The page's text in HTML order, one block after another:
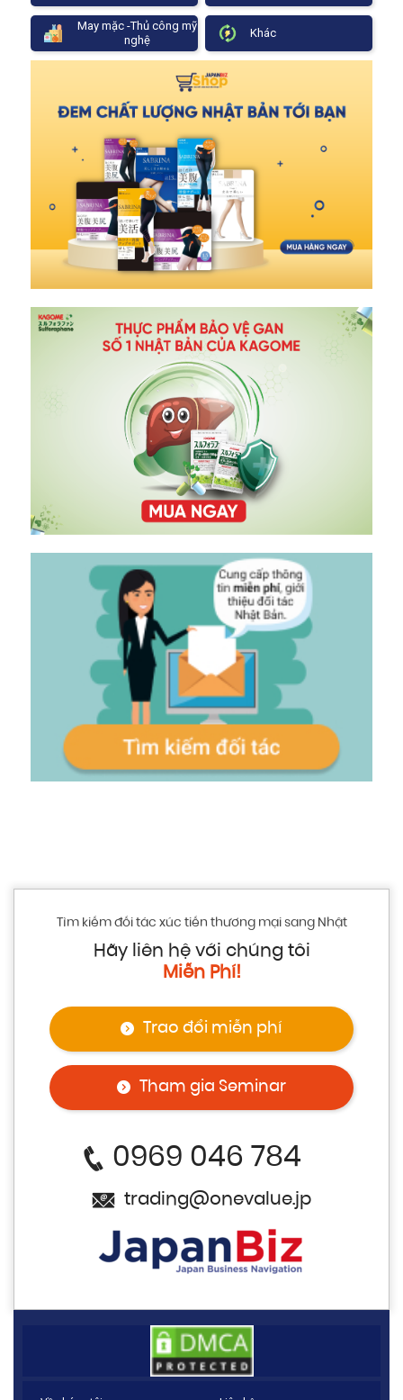
May mặc -Thủ công mỹ
nghệ
Khác
Tìm kiếm đối tác xúc tiến thương mại sang Nhật
Hãy liên hệ với chúng tôi
Miễn Phí!
Trao đổi miễn phí
Tham gia Seminar
0969 046 784
trading@onevalue.jp